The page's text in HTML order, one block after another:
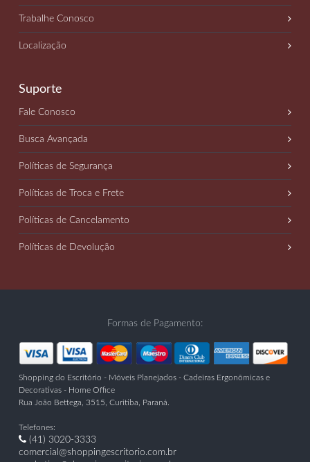
Trabalhe Conosco
Localização
Suporte
Fale Conosco
Busca Avançada
Políticas de Segurança
Políticas de Troca e Frete
Políticas de Cancelamento
Políticas de Devolução
Formas de Pagamento:
Shopping do Escritório - Móveis Planejados - Cadeiras Ergonômicas e
Decorativas - Home Office
Rua João Bettega, 3515 Curitiba Paraná
Telefones:
(41) 3020-3333
comercial@shoppingescritorio.com.br